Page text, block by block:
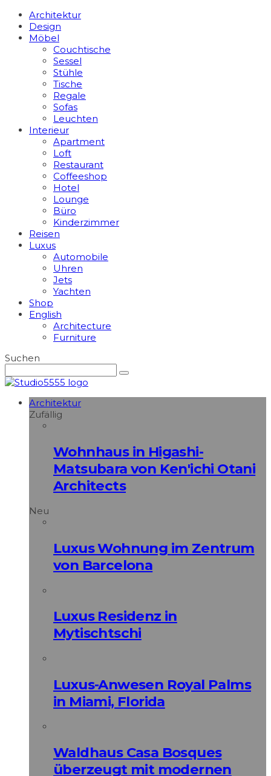
Architektur
Design
Möbel
Couchtische
Sessel
Stühle
Tische
Regale
Sofas
Leuchten
Interieur
Apart­ment
Loft
Restaurant
Coffeeshop
Hotel
Lounge
Büro
Kinderzimmer
Reisen
Luxus
Automobile
Uhren
Jets
Yachten
Shop
English
Architecture
Furniture
Suchen
Architektur
Zufällig
Wohnhaus in Higashi-
Matsubara von Ken'ichi Otani
Architects
Neu
Luxus Wohnung im Zentrum
von Barcelona
Luxus Residenz in
Mytischtschi
Luxus-Anwesen Royal Palms
in Miami, Florida
Waldhaus Casa Bosques
überzeugt mit modernen